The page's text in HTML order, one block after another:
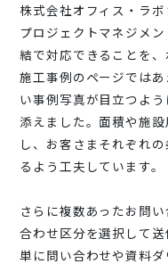
株式会社オフィス・ラ
プロジェクトマネジメ
結で対応できることを
施工事例のページでは
い事例写真が目立つよ
添えました。面積や施
し、お客さまそれぞれ
るよう工夫しています。
さらに複数あったお問
合わせ区分を選択して
単に問い合わせや資料